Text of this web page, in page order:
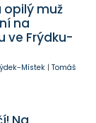
muž
na
ve Frýdku-
Místek| Tomáš